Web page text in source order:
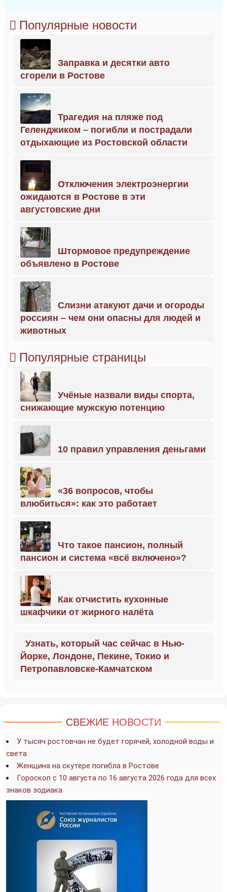
Популярные новости
Заправка и десятки авто
сгорели в Ростове
Трагедия на пляже под
Геленджиком – погибли и пострадали
отдыхающие из Ростовской области
Отключения электроэнергии
ожидаются в Ростове в эти
августовские дни
Штормовое предупреждение
объявлено в Ростове
Слизни атакуют дачи и огороды
россиян – чем они опасны для людей и
животных
Популярные страницы
Учёные назвали виды спорта,
снижающие мужскую потенцию
10 правил управления деньгами
«36 вопросов, чтобы
влюбиться»: как это работает
Что такое пансион, полный
пансион и система «всё включено»?
Как отчистить кухонные
шкафчики от жирного налёта
Узнать, который час сейчас в Нью-
Йорке, Лондоне, Пекине, Токио и
Петропавловске-Камчатском
СВЕЖИЕ НОВОСТИ
У тысяч ростовчан не будет горячей, холодной воды и
света
Женщина на скутере погибла в Ростове
Гороскоп с 10 августа по 16 августа 2026 года для всех
знаков зодиака